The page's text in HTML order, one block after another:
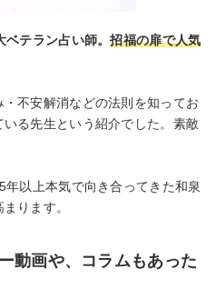
ベテラン占い師。招福の扉で人気
不安解消などの法則を知ってお
る先生という紹介でした。素敵
以上本気で向き合ってきた和泉
ります。
動画や、コラムもあった